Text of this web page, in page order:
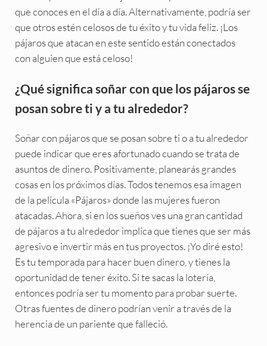
que conoces en el día a día. Alternativamente, podría ser
que otros estén celosos de tu éxito y tu vida feliz. ¡Los
pájaros que atacan en este sentido están conectados
con alguien que está celoso!
¿Qué significa soñar con que los pájaros se
posan sobre ti y a tu alrededor?
Soñar con pájaros que se posan sobre ti o a tu alrededor
puede indicar que eres afortunado cuando se trata de
asuntos de dinero. Positivamente, planearás grandes
cosas en los próximos días. Todos tenemos esa imagen
de la película «Pájaros» donde las mujeres fueron
atacadas. Ahora, si en los sueños ves una gran cantidad
de pájaros a tu alrededor implica que tienes que ser más
agresivo e invertir más en tus proyectos. ¡Yo diré esto!
Es tu temporada para hacer buen dinero, y tienes la
oportunidad de tener éxito. Si te sacas la lotería,
entonces podría ser tu momento para probar suerte.
Otras fuentes de dinero podrían venir a través de la
herencia de un pariente que falleció.